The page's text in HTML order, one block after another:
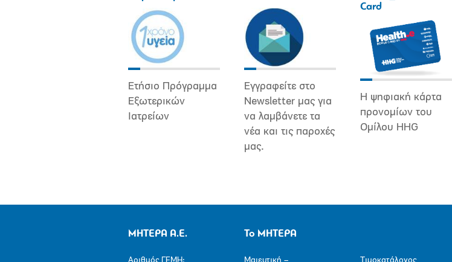
Ετήσιο Πρόγραμμα
Εξωτερικών
Ιατρείων
Εγγραφείτε στο
Newsletter μας για
να λαμβάνετε τα
νέα και τις παροχές
μας.
Card
Η ψηφιακή κάρτα
προνομίων του
Ομίλου HHG
ΜΗΤΕΡΑ Α.Ε. Το ΜΗΤΕΡΑ